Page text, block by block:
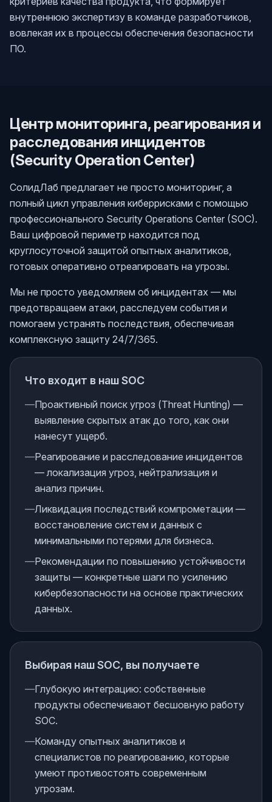
внутреннюю экспертизу в команде разработчиков,
вовлекая их в процессы обеспечения безопасности
ПО.
Центр мониторинга, реагирования и
расследования инцидентов
(Security Operation Center)
СолидЛаб предлагает не просто мониторинг, а
полный цикл управления киберрисками с помощью
профессионального Security Operations Center (SOC).
Ваш цифровой периметр находится под
круглосуточной защитой опытных аналитиков,
готовых оперативно отреагировать на угрозы.
Мы не просто уведомляем об инцидентах — мы
предотвращаем атаки, расследуем события и
помогаем устранять последствия, обеспечивая
комплексную защиту 24/7/365.
Что входит в наш SOC
—Проактивный поиск угроз (Threat Hunting) —
выявление скрытых атак до того, как они
нанесут ущерб.
—Реагирование и расследование инцидентов
— локализация угроз, нейтрализация и
анализ причин.
—Ликвидация последствий компрометации —
восстановление систем и данных с
минимальными потерями для бизнеса.
—Рекомендации по повышению устойчивости
защиты — конкретные шаги по усилению
кибербезопасности на основе практических
данных.
Выбирая наш SOC, вы получаете
—Глубокую интеграцию: собственные
продукты обеспечивают бесшовную работу
SOC.
—Команду опытных аналитиков и
специалистов по реагированию, которые
умеют противостоять современным
угрозам.